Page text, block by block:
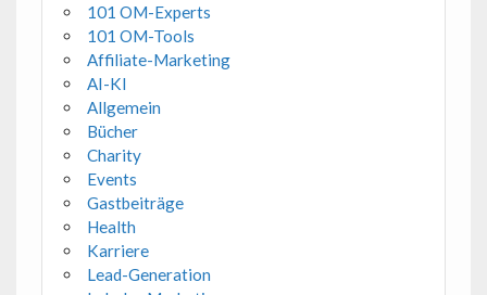
101 OM-Experts
101 OM-Tools
Affiliate-Marketing
AI-KI
Allgemein
Bücher
Charity
Events
Gastbeiträge
Health
Karriere
Lead-Generation